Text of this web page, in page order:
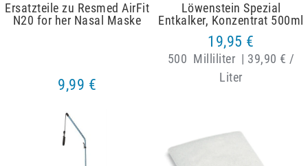
Ersatzteile zu Resmed AirFit
N20 for her Nasal Maske
9,99 €
Löwenstein Spezial
Entkalker, Konzentrat 500ml
19,95 €
500 Milliliter | 39,90 € /
Liter